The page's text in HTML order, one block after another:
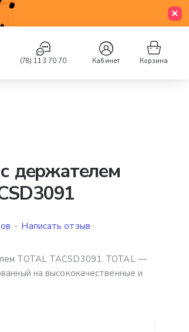
(78) 113 70 70 Кабинет Корзина
держателем
TOTAL TACSD3091. TOTAL —
на высококачественные и
- Написать отзыв